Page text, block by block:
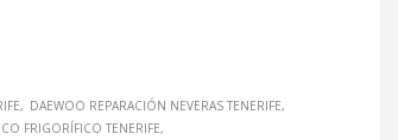
DAEWOO REPARACIÓN NEVERAS TENERIFE
FRIGORÍFICO TENERIFE